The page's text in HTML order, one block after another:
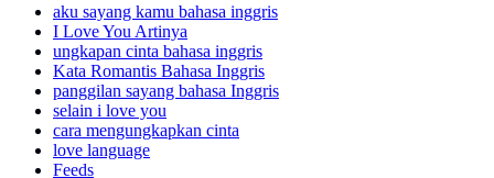
aku sayang kamu bahasa inggris
I Love You Artinya
ungkapan cinta bahasa inggris
Kata Romantis Bahasa Inggris
panggilan sayang bahasa Inggris
selain i love you
cara mengungkapkan cinta
love language
Feeds